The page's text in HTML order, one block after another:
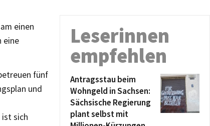
einen
eine
fünf
und
sich
Leserinnen
empfehlen
Antragsstau beim
Wohngeld in Sachsen:
Sächsische Regierung
plant selbst mit